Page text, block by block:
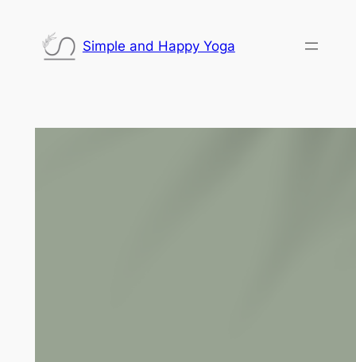
contenido
Simple and Happy Yoga